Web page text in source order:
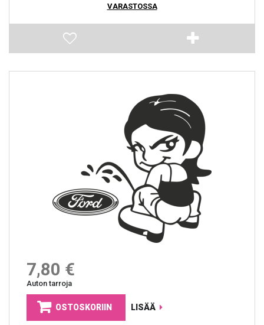
VARASTOSSA
7,80 €
Auton tarroja
OSTOSKORIIN LISÄÄ